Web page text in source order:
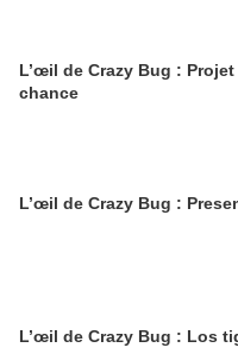
L’œil de Crazy Bug :
chance
L’œil de Crazy Bug :
L’œil de Crazy Bug : Los